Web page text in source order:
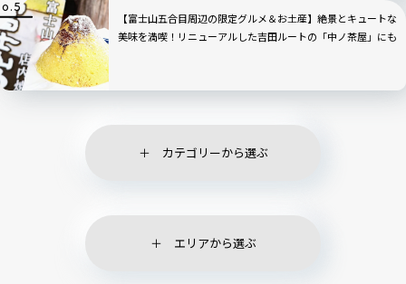
【富士山五合目周辺の限定グルメ＆お土産】絶景とキュートな
美味を満喫！リニューアルした吉田ルートの「中ノ茶屋」にも
カテゴリーから選ぶ
エリアから選ぶ